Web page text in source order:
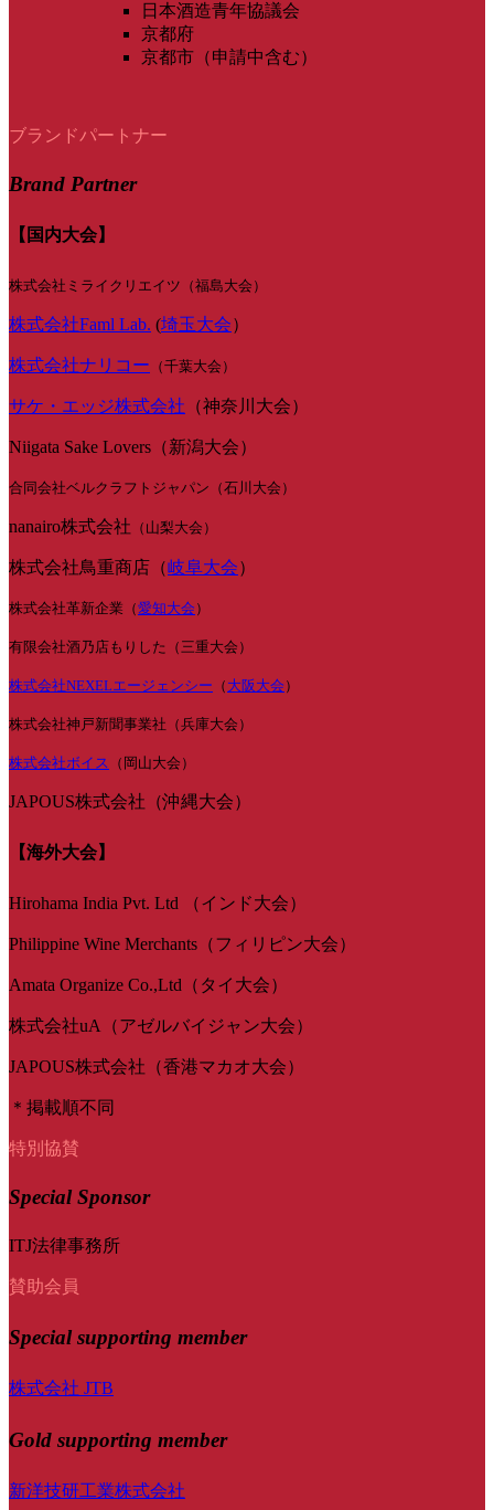
日本酒造青年協議会
京都府
京都市（申請中含む）
ブランドパートナー
Brand Partner
【国内大会】
株式会社ミライクリエイツ（福島大会）
株式会社Faml Lab. (埼玉大会）
株式会社ナリコー （千葉大会）
サケ・エッジ株式会社 （神奈川大会）
Niigata Sake Lovers（新潟大会）
合同会社ベルクラフトジャパン（石川大会）
nanairo株式会社 （山梨大会）
株式会社鳥重商店（岐阜大会）
株式会社革新企業（愛知大会 ）
有限会社酒乃店もりした（三重大会）
株式会社NEXELエージェンシー （ 大阪大会 ）
株式会社神戸新聞事業社（兵庫大会）
株式会社ボイス （岡山大会）
JAPOUS株式会社（沖縄大会）
【海外大会】
Hirohama India Pvt. Ltd （インド大会）
Philippine Wine Merchants（フィリピン大会）
Amata Organize Co.,Ltd（タイ大会）
株式会社uA（アゼルバイジャン大会）
JAPOUS株式会社（香港マカオ大会）
＊掲載順不同
特別協賛
Special Sponsor
ITJ法律事務所
賛助会員
Specialsupporting member
株式会社 JTB
Gold supporting member
新洋技研工業株式会社